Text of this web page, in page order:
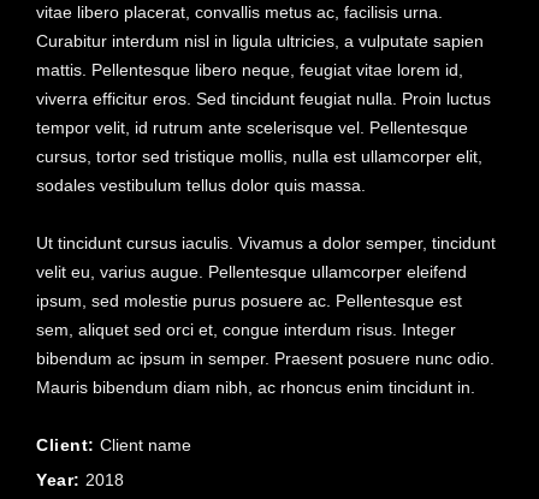
vitae libero placerat, convallis metus ac, facilisis urna.
Curabitur interdum nisl in ligula ultricies, a vulputate sapien
mattis. Pellentesque libero neque, feugiat vitae lorem id,
viverra efficitur eros. Sed tincidunt feugiat nulla. Proin luctus
tempor velit, id rutrum ante scelerisque vel. Pellentesque
cursus, tortor sed tristique mollis, nulla est ullamcorper elit,
sodales vestibulum tellus dolor quis massa.
Ut tincidunt cursus iaculis. Vivamus a dolor semper, tincidunt
velit eu, varius augue. Pellentesque ullamcorper eleifend
ipsum, sed molestie purus posuere ac. Pellentesque est
sem, aliquet sed orci et, congue interdum risus. Integer
bibendum ac ipsum in semper. Praesent posuere nunc odio.
Mauris bibendum diam nibh, ac rhoncus enim tincidunt in.
Client: Client name
Year: 2018